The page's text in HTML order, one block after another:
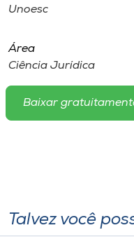
o idioma
Unoesc
Área
Ciência Jurídica
Baixar
Talvez você